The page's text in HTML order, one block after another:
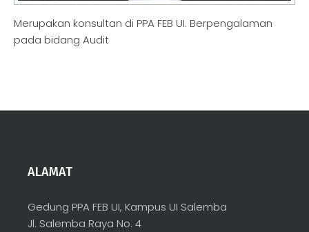
Merupakan konsultan di PPA FEB UI. Berpengalaman
pada bidang Audit
ALAMAT
Gedung PPA FEB UI, Kampus UI Salemba
Jl. Salemba Raya No. 4